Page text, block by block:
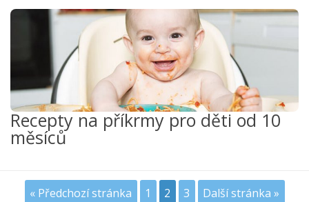
Recepty na příkrmy pro děti od 10
měsíců
« Předchozí stránka 1 2 3 Další stránka »